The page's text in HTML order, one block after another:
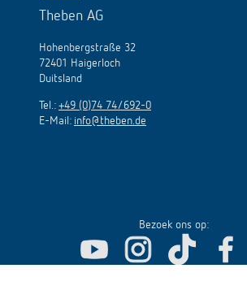
Theben AG
Hohenbergstraße 32
72401 Haigerloch
Duitsland
Tel.: +49 (0)74 74/692-0
E-Mail: info@theben.de
Bezoek ons op: